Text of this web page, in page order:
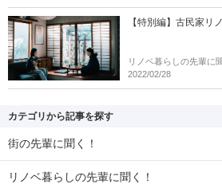
【特別編】古民家リ
リノベ暮らしの先輩に
2022/02/28
カテゴリから記事を探す
街の先輩に聞く！
リノベ暮らしの先輩に聞く！